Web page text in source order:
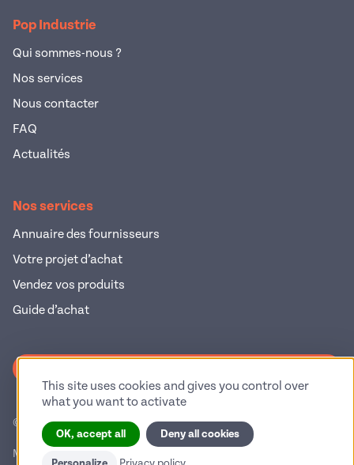
Pop Industrie
Qui sommes-nous ?
Nos services
Nous contacter
FAQ
Actualités
Nos services
Annuaire des fournisseurs
Votre projet d’achat
Vendez vos produits
Guide d’achat
© 2026 Pop Industrie – Tous droits réservés
Mentions légales
This site uses cookies and gives you control over
what you want to activate
OK, accept all Deny all cookies